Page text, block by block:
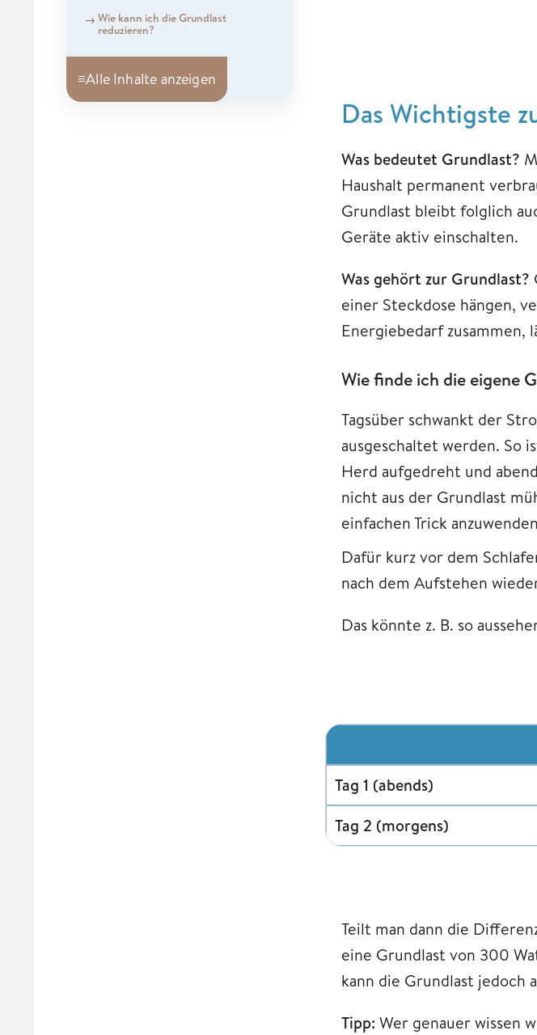
Wie kann ich die Grundlast
reduzieren?
≡Alle Inhalte anzeigen
Das Wichtigste
Was bedeutet Grundlast?
Haushalt permanent
Grundlast bleibt folglich
Geräte aktiv einschalten.
Was gehört zur Grundlast?
einer Steckdose hängen,
Energiebedarf zusammen,
Wie finde ich die eigene
Tagsüber schwankt der
ausgeschaltet werden. So
Herd aufgedreht und
nicht aus der Grundlast
einfachen Trick
Dafür kurz vor dem
nach dem Aufstehen
Das könnte z. B. so
Tag 1 (abends)
Tag 2 (morgens)
Teilt man dann die
eine Grundlast von 300
kann die Grundlast jedoch
Tipp: Wer genauer wissen